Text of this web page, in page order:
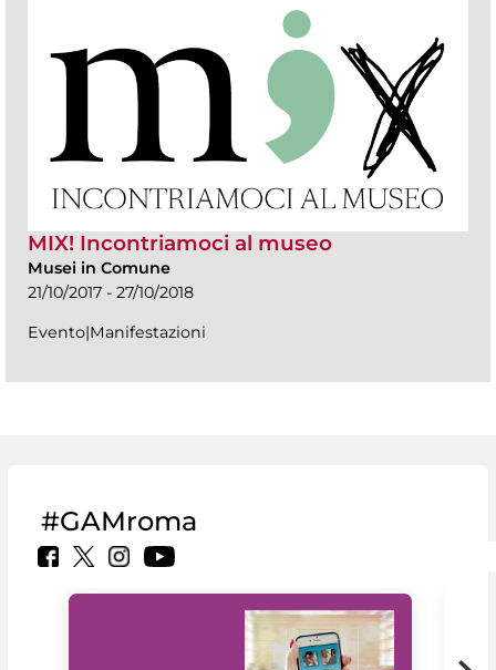
MIX! Incontriamoci al museo
Musei in Comune
21/10/2017 - 27/10/2018
Evento|Manifestazioni
#GAMroma